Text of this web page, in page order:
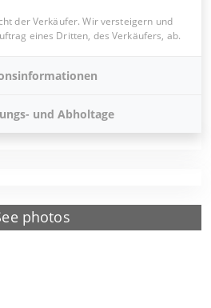
photos
der Verkäufer. Wir versteigern und
eines Dritten, des Verkäufers, ab.
und Abholtage